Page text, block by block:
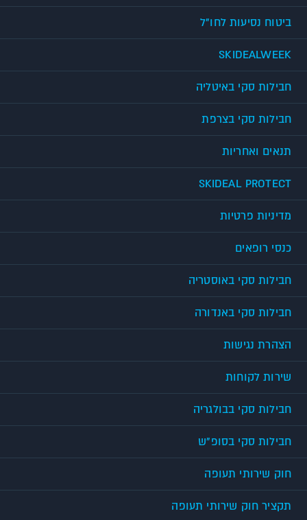
ביטוח נסיעות לחו"ל
SKIDEALWEEK
חבילות סקי באיטליה
חבילות סקי בצרפת
תנאים ואחריות
SKIDEAL PROTECT
מדיניות פרטיות
כנסי רופאים
חבילות סקי באוסטריה
חבילות סקי באנדורה
הצהרת נגישות
שירות לקוחות
חבילות סקי בבולגריה
חבילות סקי בסופ"ש
חוק שירותי תעופה
תקציר חוק שירותי תעופה